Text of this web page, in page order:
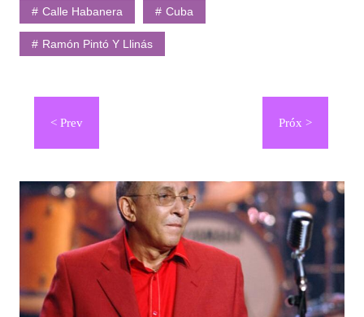
Calle Habanera Cuba
Ramón Pintó Y Llinás
Navegación
entradas